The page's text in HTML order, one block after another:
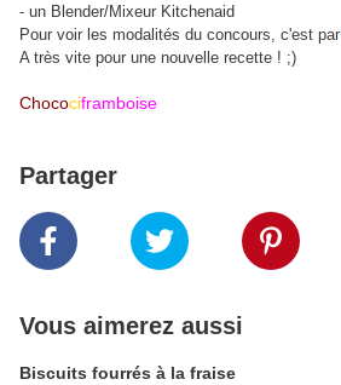
- un Blender/Mixeur Kitchenaid
Pour voir les modalités du concours, c'est par
A très vite pour une nouvelle recette ! ;)
Chocociframboise
Partager
Vous aimerez aussi
Biscuits fourrés à la fraise